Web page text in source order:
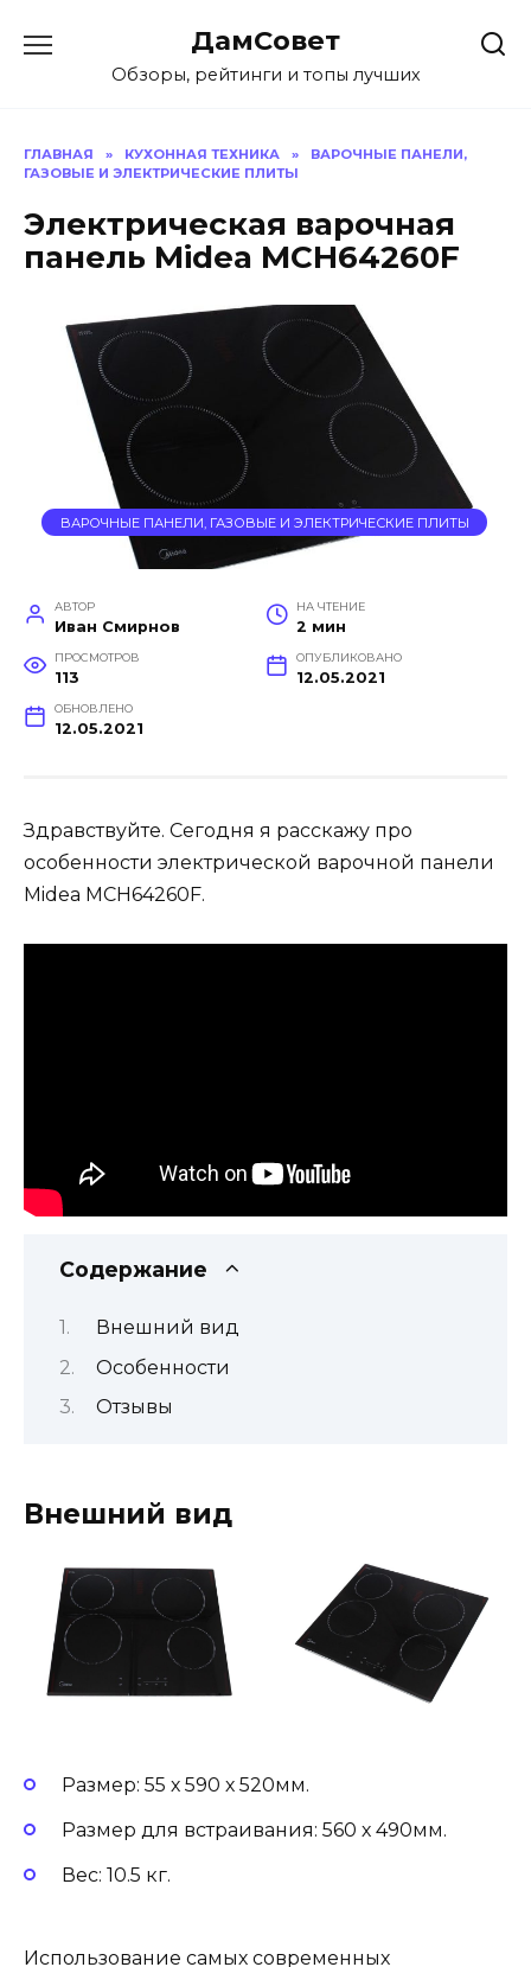
содержанию
ДамСовет
Обзоры, рейтинги и топы лучших
ГЛАВНАЯ » КУХОННАЯ ТЕХНИКА »
ВАРОЧНЫЕ ПАНЕЛИ,
ГАЗОВЫЕ И ЭЛЕКТРИЧЕСКИЕ ПЛИТЫ
Электрическая варочная
панель Midea MCH64260F
ВАРОЧНЫЕ ПАНЕЛИ, ГАЗОВЫЕ И ЭЛЕКТРИЧЕСКИЕ ПЛИТЫ
АВТОР
Иван Смирнов
НА ЧТЕНИЕ
2 мин
ПРОСМОТРОВ
113
ОПУБЛИКОВАНО
12.05.2021
ОБНОВЛЕНО
12.05.2021
Здравствуйте. Сегодня я расскажу про
особенности электрической варочной панели
Midea MCH64260F.
Содержание
Внешний вид
Особенности
Отзывы
Внешний вид
Размер: 55 х 590 х 520мм.
Размер для встраивания: 560 х 490мм.
Вес: 10.5 кг.
Использование самых современных